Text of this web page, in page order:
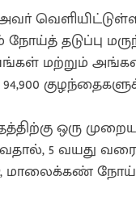
வெளியிட்டுள்ள
நோய்த் தடுப்பு
மற்றும்
ஒரு
5 வயது வரை
மாலைக்கண் நோய்